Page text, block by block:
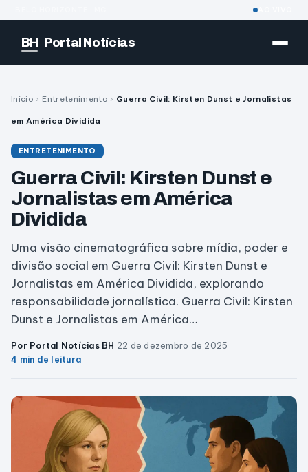
BH Portal Notícias
Início › Entretenimento › Guerra Civil: Kirsten Dunst e Jornalistas
em América Dividida
ENTRETENIMENTO
Guerra Civil: Kirsten Dunst e
Jornalistas em América
Dividida
Uma visão cinematográfica sobre mídia, poder e
divisão social em Guerra Civil: Kirsten Dunst e
Jornalistas em América Dividida, explorando
responsabilidade jornalística. Guerra Civil: Kirsten
Dunst e Jornalistas em América…
Por Portal Notícias BH·22 de dezembro de 2025·
4 min de leitura